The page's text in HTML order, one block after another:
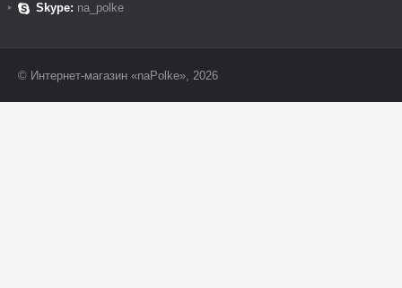
Skype: na_polke
© Интернет-магазин «naPolke», 2026